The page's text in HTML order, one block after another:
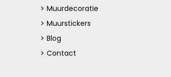
Muurdecoratie
Muurstickers
Blog
Contact